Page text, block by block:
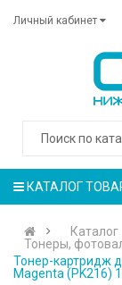
Личный кабинет
КАТАЛОГ
Каталог
Тонеры,
Тонер-картридж
Magenta (PK216)